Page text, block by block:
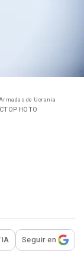
de Ucrania
para
IA Seguir en